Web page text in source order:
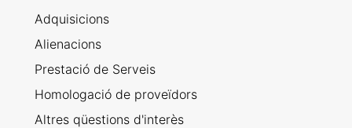
Adquisicions
Alienacions
Prestació de Serveis
Homologació de proveïdors
Altres qüestions d'interès